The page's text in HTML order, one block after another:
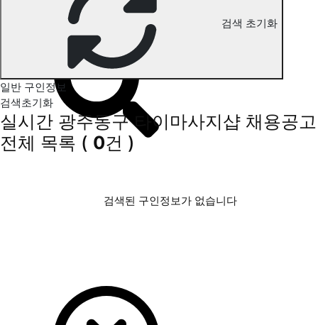
광주동구 타이마사지 구인정보 검색 초기화
일반 구인정보
검색초기화
실시간 광주동구 타이마사지샵 채용공고
전체 목록 ( 0건 )
검색된 구인정보가 없습니다